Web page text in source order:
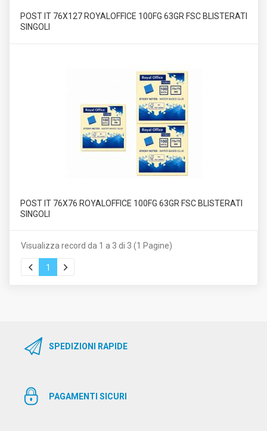
POST IT 76X127 ROYALOFFICE 100FG 63GR FSC BLISTERATI
SINGOLI
POST IT 76X76 ROYALOFFICE 100FG 63GR FSC BLISTERATI
SINGOLI
Visualizza record da 1 a 3 di 3 (1 Pagine)
1
SPEDIZIONI RAPIDE
PAGAMENTI SICURI